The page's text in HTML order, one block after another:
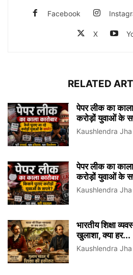
Facebook
X
RELATED
पेपर लीक का
करोड़ों युवाओं के
Kaushlendra Jha
पेपर लीक का
करोड़ों युवाओं के
Kaushlendra Jha
भारतीय शिक्षा
खुलाशा, क्या हर...
Kaushlendra Jha